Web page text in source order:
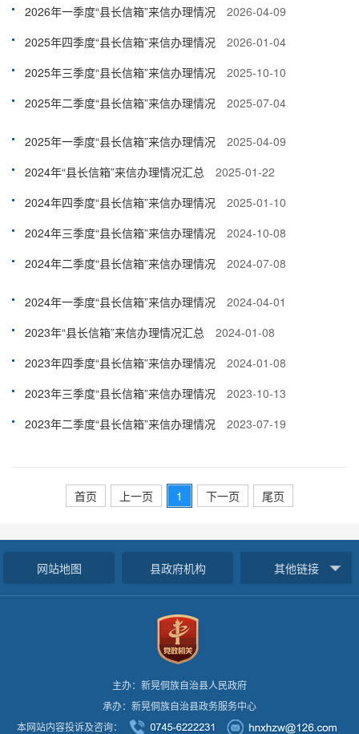
2026年一季度“县长信箱”来信办理情况
2026-04-09
2025年四季度“县长信箱”来信办理情况
2026-01-04
2025年三季度“县长信箱”来信办理情况
2025-10-10
2025年二季度“县长信箱”来信办理情况
2025-07-04
2025年一季度“县长信箱”来信办理情况
2025-04-09
2024年“县长信箱”来信办理情况汇总
2025-01-22
2024年四季度“县长信箱”来信办理情况
2025-01-10
2024年三季度“县长信箱”来信办理情况
2024-10-08
2024年二季度“县长信箱”来信办理情况
2024-07-08
2024年一季度“县长信箱”来信办理情况
2024-04-01
2023年“县长信箱”来信办理情况汇总
2024-01-08
2023年四季度“县长信箱”来信办理情况
2024-01-08
2023年三季度“县长信箱”来信办理情况
2023-10-13
2023年二季度“县长信箱”来信办理情况
2023-07-19
首页 上一页 1 下一页 尾页
网站地图 县政府机构 其他链接
主办：新晃侗族自治县人民政府
承办：新晃侗族自治县政务服务中心
本网站内容投诉及咨询：